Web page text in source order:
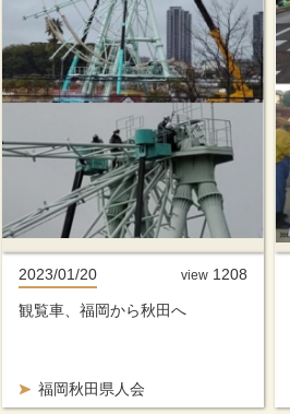
2023/01/20
福岡秋田県人会
観覧車、福岡から秋田へ
view 1208